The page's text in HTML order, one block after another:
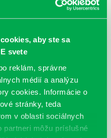
aby ste sa
svete
reklám, správne
médií a analýzu
cookies. Informácie o
stránky, teda
v oblasti sociálnych
partneri môžu príslušné